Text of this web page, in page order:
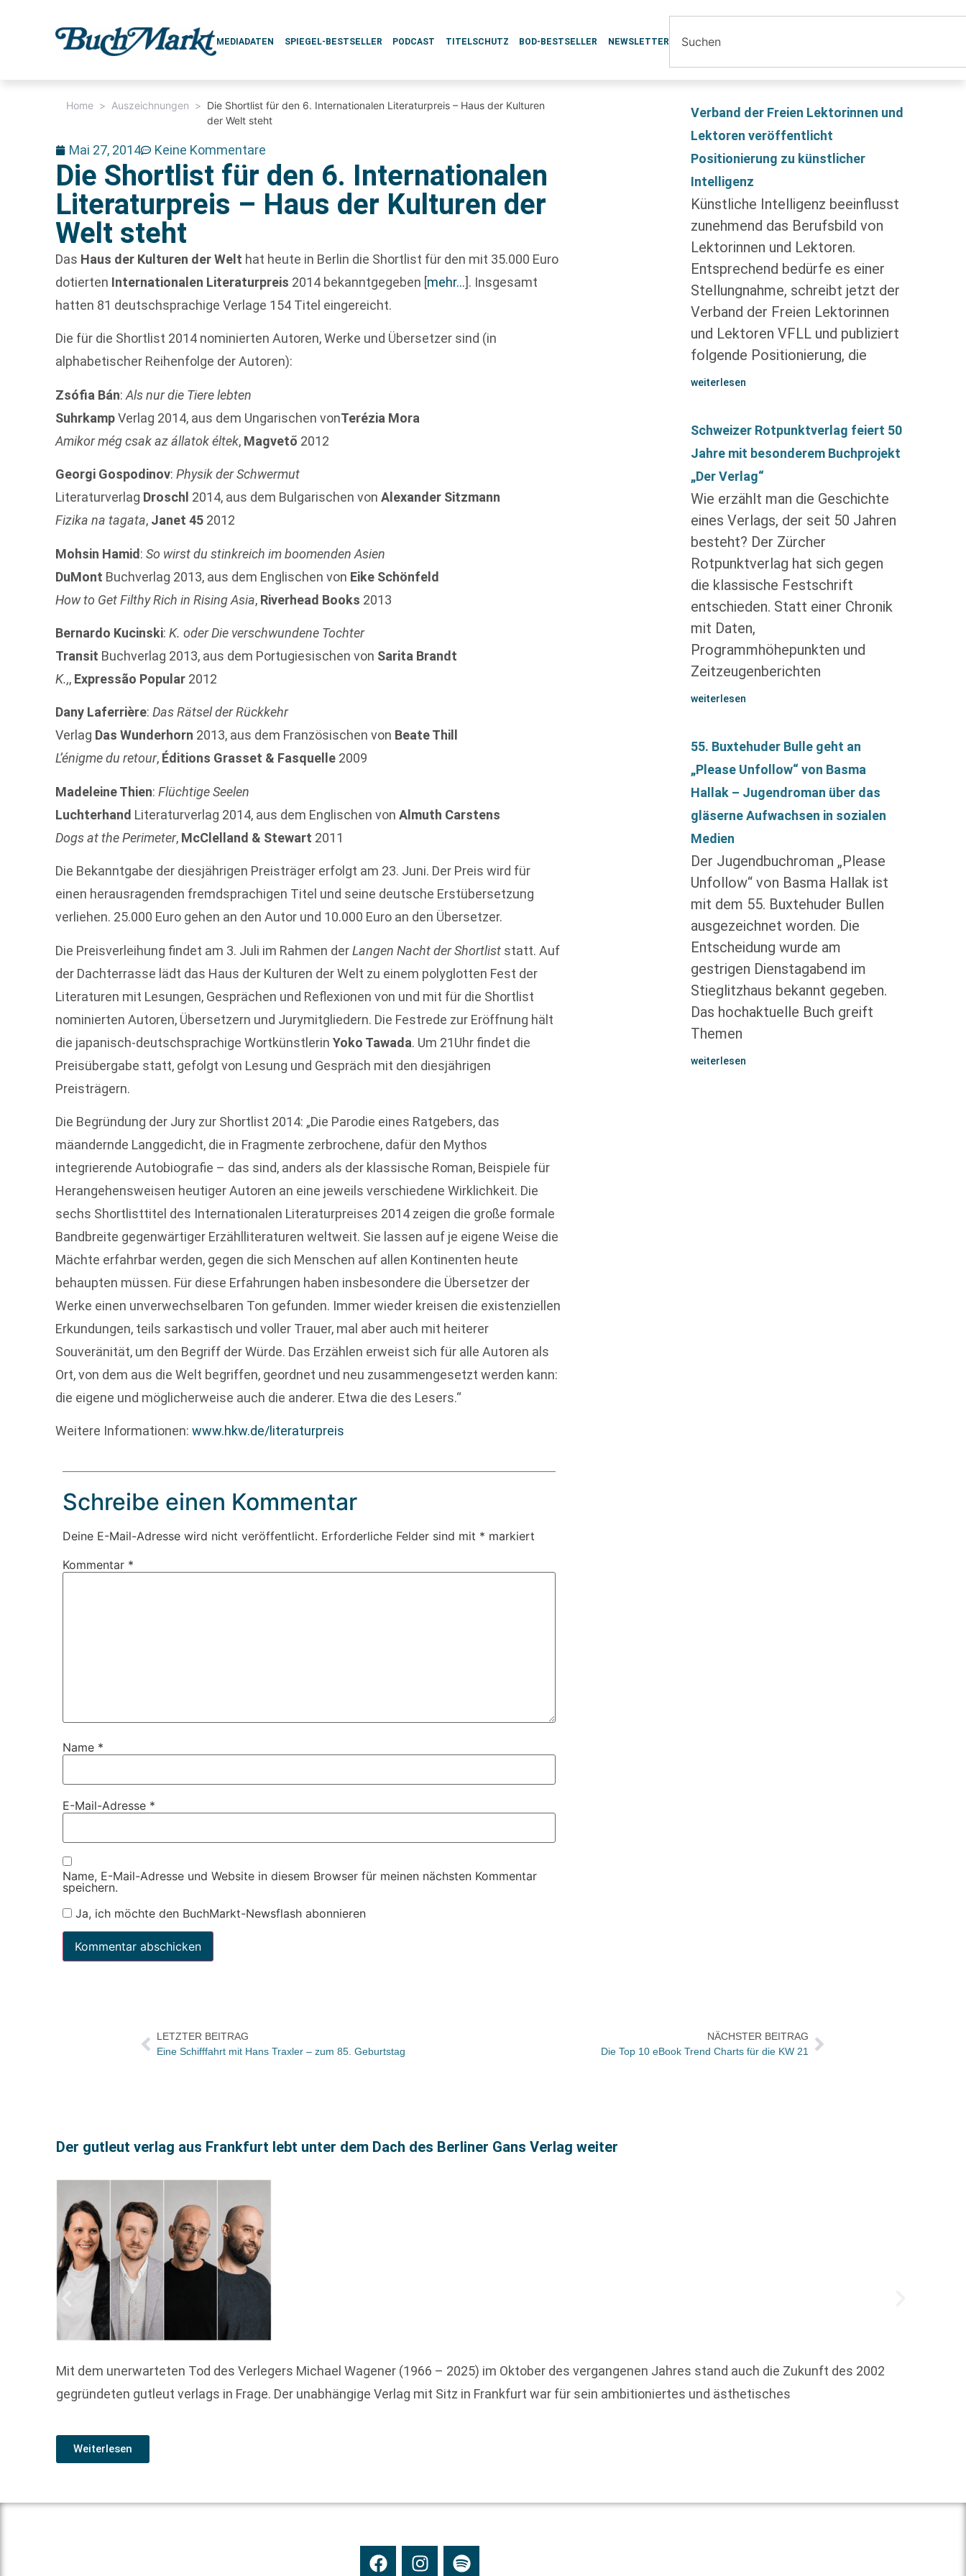
MEDIADATEN SPIEGEL-BESTSELLER PODCAST TITELSCHUTZ BOD-BESTSELLER NEWSLETTER
Home > Auszeichnungen > Die Shortlist für den 6. Internationalen Literaturpreis – Haus der Kulturen
der Welt steht
Mai 27, 2014 Keine Kommentare
Die Shortlist für den 6. Internationalen
Literaturpreis – Haus der Kulturen der
Welt steht
Das Haus der Kulturen der Welt hat heute in Berlin die Shortlist für den mit 35.000 Euro
dotierten Internationalen Literaturpreis 2014 bekanntgegeben [mehr…]. Insgesamt
hatten 81 deutschsprachige Verlage 154 Titel eingereicht.
Die für die Shortlist 2014 nominierten Autoren, Werke und Übersetzer sind (in
alphabetischer Reihenfolge der Autoren):
Zsófia Bán:Als nur die Tiere lebten
SuhrkampVerlag 2014, aus dem Ungarischen vonTerézia Mora
Amikor még csak az állatok éltek, Magvető 2012
Georgi Gospodinov:Physik der Schwermut
Literaturverlag Droschl 2014, aus dem Bulgarischen vonAlexander Sitzmann
Fizika na tagata, Janet 45 2012
Mohsin Hamid:So wirst du stinkreich im boomenden Asien
DuMont Buchverlag 2013, aus dem Englischen von Eike Schönfeld
How to Get Filthy Rich in Rising Asia, Riverhead Books 2013
Bernardo Kucinski:K. oder Die verschwundene Tochter
Transit Buchverlag 2013, aus dem Portugiesischen von Sarita Brandt
K.,, Expressão Popular 2012
Dany Laferrière:Das Rätsel der Rückkehr
Verlag Das Wunderhorn 2013, aus dem Französischen von Beate Thill
L’énigme du retour, Éditions Grasset & Fasquelle 2009
Madeleine Thien:Flüchtige Seelen
Luchterhand Literaturverlag 2014, aus dem Englischen vonAlmuth Carstens
Dogs at the Perimeter, McClelland & Stewart 2011
Die Bekanntgabe der diesjährigen Preisträger erfolgt am 23. Juni. Der Preis wird für
einen herausragenden fremdsprachigen Titel und seine deutsche Erstübersetzung
verliehen. 25.000 Euro gehen an den Autor und 10.000 Euro an den Übersetzer.
Die Preisverleihung findet am 3. Juli im Rahmen derLangen Nacht der Shortlist statt. Auf
der Dachterrasse lädt das Haus der Kulturen der Welt zu einem polyglotten Fest der
Literaturen mit Lesungen, Gesprächen und Reflexionen von und mit für die Shortlist
nominierten Autoren, Übersetzern und Jurymitgliedern. Die Festrede zur Eröffnung hält
die japanisch-deutschsprachige WortkünstlerinYoko Tawada. Um 21Uhr findet die
Preisübergabe statt, gefolgt von Lesung und Gespräch mit den diesjährigen
Preisträgern.
Die Begründung der Jury zur Shortlist 2014: „Die Parodie eines Ratgebers, das
mäandernde Langgedicht, die in Fragmente zerbrochene, dafür den Mythos
integrierende Autobiografie – das sind, anders als der klassische Roman, Beispiele für
Herangehensweisen heutiger Autoren an eine jeweils verschiedene Wirklichkeit. Die
sechs Shortlisttitel des Internationalen Literaturpreises 2014 zeigen die große formale
Bandbreite gegenwärtiger Erzählliteraturen weltweit. Sie lassen auf je eigene Weise die
Mächte erfahrbar werden, gegen die sich Menschen auf allen Kontinenten heute
behaupten müssen. Für diese Erfahrungen haben insbesondere die Übersetzer der
Werke einen unverwechselbaren Ton gefunden. Immer wieder kreisen die existenziellen
Erkundungen, teils sarkastisch und voller Trauer, mal aber auch mit heiterer
Souveränität, um den Begriff der Würde. Das Erzählen erweist sich für alle Autoren als
Ort, von dem aus die Welt begriffen, geordnet und neu zusammengesetzt werden kann:
die eigene und möglicherweise auch die anderer. Etwa die des Lesers.“
Weitere Informationen:www.hkw.de/literaturpreis
Schreibe einen Kommentar
Deine E-Mail-Adresse wird nicht veröffentlicht. Erforderliche Felder sind mit * markiert
Kommentar *
Name *
E-Mail-Adresse *
Name, E-Mail-Adresse und Website in diesem Browser für meinen nächsten Kommentar
speichern.
Ja, ich möchte den BuchMarkt-Newsflash abonnieren
Verband der Freien Lektorinnen und
Lektoren veröffentlicht
Positionierung zu künstlicher
Intelligenz
Künstliche Intelligenz beeinflusst
zunehmend das Berufsbild von
Lektorinnen und Lektoren.
Entsprechend bedürfe es einer
Stellungnahme, schreibt jetzt der
Verband der Freien Lektorinnen
und Lektoren VFLL und publiziert
folgende Positionierung, die
weiterlesen
Schweizer Rotpunktverlag feiert 50
Jahre mit besonderem Buchprojekt
„Der Verlag“
Wie erzählt man die Geschichte
eines Verlags, der seit 50 Jahren
besteht? Der Zürcher
Rotpunktverlag hat sich gegen
die klassische Festschrift
entschieden. Statt einer Chronik
mit Daten,
Programmhöhepunkten und
Zeitzeugenberichten
weiterlesen
55. Buxtehuder Bulle geht an
„Please Unfollow“ von Basma
Hallak – Jugendroman über das
gläserne Aufwachsen in sozialen
Medien
Der Jugendbuchroman „Please
Unfollow“ von Basma Hallak ist
mit dem 55. Buxtehuder Bullen
ausgezeichnet worden. Die
Entscheidung wurde am
gestrigen Dienstagabend im
Stieglitzhaus bekannt gegeben.
Das hochaktuelle Buch greift
Themen
weiterlesen
LETZTER BEITRAG
Eine Schifffahrt mit Hans Traxler – zum 85. Geburtstag
NÄCHSTER BEITRAG
Die Top 10 eBook Trend Charts für die KW 21
Der gutleut verlag aus Frankfurt lebt unter dem Dach des Berliner Gans Verlag weiter
Mit dem unerwarteten Tod des Verlegers Michael Wagener (1966 – 2025) im Oktober des vergangenen Jahres stand auch die Zukunft des 2002
gegründeten gutleut verlags in Frage. Der unabhängige Verlag mit Sitz in Frankfurt war für sein ambitioniertes und ästhetisches
Weiterlesen